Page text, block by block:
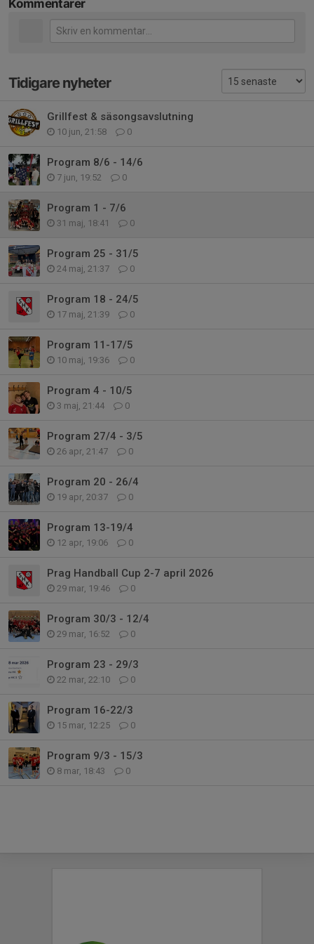
Kommentarer
Tidigare nyheter
Grillfest & säsongsavslutning
10 jun, 21:58 0
Program 8/6 - 14/6
7 jun, 19:52 0
Program 1 - 7/6
31 maj, 18:41 0
Program 25 - 31/5
24 maj, 21:37 0
Program 18 - 24/5
17 maj, 21:39 0
Program 11-17/5
10 maj, 19:36 0
Program 4 - 10/5
3 maj, 21:44 0
Program 27/4 - 3/5
26 apr, 21:47 0
Program 20 - 26/4
19 apr, 20:37 0
Program 13-19/4
12 apr, 19:06 0
Prag Handball Cup 2-7 april 2026
29 mar, 19:46 0
Program 30/3 - 12/4
29 mar, 16:52 0
Program 23 - 29/3
22 mar, 22:10 0
Program 16-22/3
15 mar, 12:25 0
Program 9/3 - 15/3
8 mar, 18:43 0